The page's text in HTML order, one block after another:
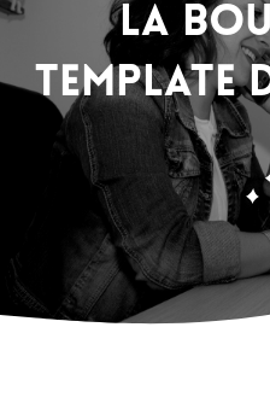
la
TEMPLATE